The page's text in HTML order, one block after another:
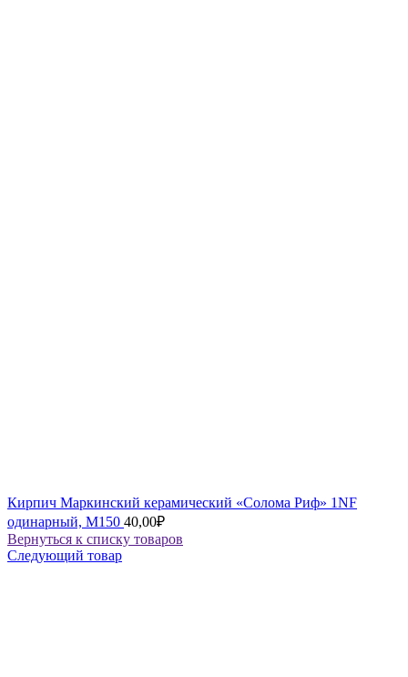
Кирпич Маркинский керамический «Солома Риф» 1NF
одинарный, М150 40,00₽
Вернуться к списку товаров
Следующий товар